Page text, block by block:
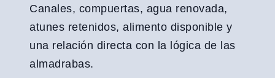
Canales, compuertas, agua renovada,
atunes retenidos, alimento disponible y
una relación directa con la lógica de las
almadrabas.